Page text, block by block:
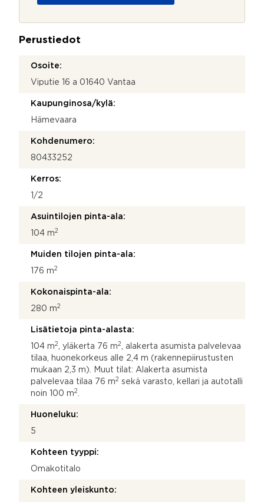
*
Perustiedot
Osoite:
Viputie 16 a 01640 Vantaa
Kaupunginosa/kylä:
Hämevaara
Kohdenumero:
80433252
Kerros:
1/2
Asuintilojen pinta-ala:
104 m2
Muiden tilojen pinta-ala:
176 m2
Kokonaispinta-ala:
280 m2
Lisätietoja pinta-alasta:
104 m2 , yläkerta 76 m2
, alakerta asumista palvelevaa
tilaa, huonekorkeus alle 2,4 m (rakennepiirustusten
mukaan 2,3 m). Muut tilat: Alakerta asumista
palvelevaa tilaa 76 m2 sekä varasto, kellari ja autotalli
noin 100 m2
Huoneluku:
5
Kohteen tyyppi:
Omakotitalo
Kohteen yleiskunto: